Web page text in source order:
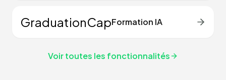
GraduationCapFormation IA
Voir toutes les fonctionnalités